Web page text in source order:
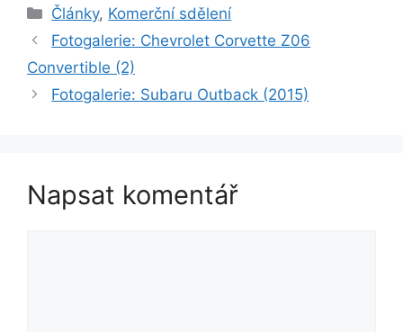
Rubriky
Články, Komerční sdělení
Fotogalerie: Chevrolet Corvette Z06
Convertible (2)
Fotogalerie: Subaru Outback (2015)
Napsat komentář